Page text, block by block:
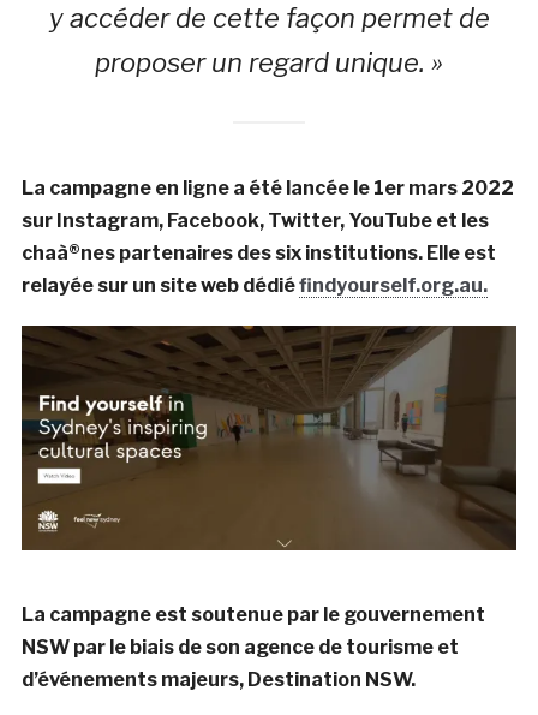
y accéder de cette façon permet de
proposer un regard unique. »
La campagne en ligne a été lancée le 1er mars 2022
sur Instagram, Facebook, Twitter, YouTube et les
chaà®nes partenaires des six institutions. Elle est
relayée sur un site web dédiéfindyourself.org.au.
La campagne est soutenue par le gouvernement
NSW par le biais de son agence de tourisme et
d’événements majeurs, Destination NSW.